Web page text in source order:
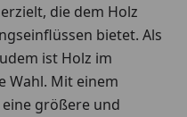
die dem Holz
bietet. Als
ist Holz im
Wahl. Mit einem
größere und